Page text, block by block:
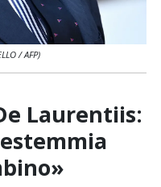
Laurentiis:
/ AFP)